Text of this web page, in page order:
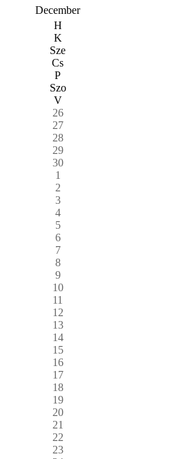
December
H
K
Sze
Cs
P
Szo
V
26
27
28
29
30
1
2
3
4
5
6
7
8
9
10
11
12
13
14
15
16
17
18
19
20
21
22
23